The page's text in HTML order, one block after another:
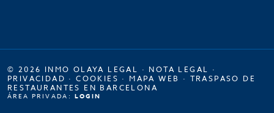
© 2026 INMO OLAYA LEGAL · NOTA LEGAL ·
PRIVACIDAD ·COOKIES · MAPA WEB · TRASPASO DE
RESTAURANTES EN BARCELONA
ÁREA PRIVADA: LOGIN